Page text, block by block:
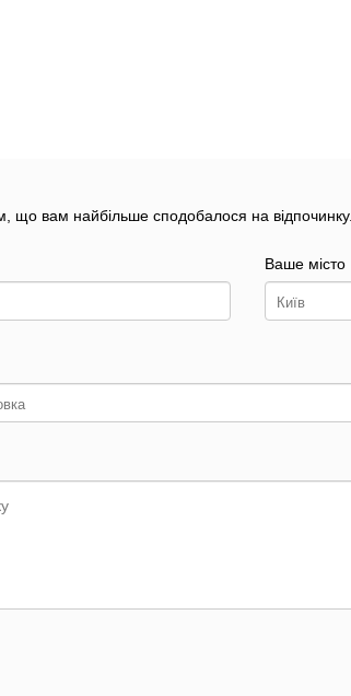
що вам найбільше сподобалося на відпочинку.
Ваше місто